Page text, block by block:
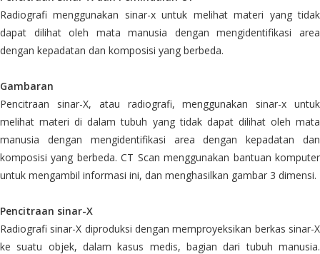
Radiografi menggunakan sinar-x untuk melihat materi yang tidak
dapat dilihat oleh mata manusia dengan mengidentifikasi area
dengan kepadatan dan komposisi yang berbeda.
Gambaran
Pencitraan sinar-X, atau radiografi, menggunakan sinar-x untuk
melihat materi di dalam tubuh yang tidak dapat dilihat oleh mata
manusia dengan mengidentifikasi area dengan kepadatan dan
komposisi yang berbeda. CT Scan menggunakan bantuan komputer
untuk mengambil informasi ini, dan menghasilkan gambar 3 dimensi.
Pencitraan sinar-X
Radiografi sinar-X diproduksi dengan memproyeksikan berkas sinar-X
ke suatu objek, dalam kasus medis, bagian dari tubuh manusia.